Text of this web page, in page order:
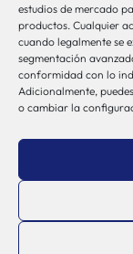
estudios de mercado
productos. Cualquier
cuando legalmente se
segmentación
conformidad con lo
Adicionalmente,
o cambiar la
Otros
Política
Política